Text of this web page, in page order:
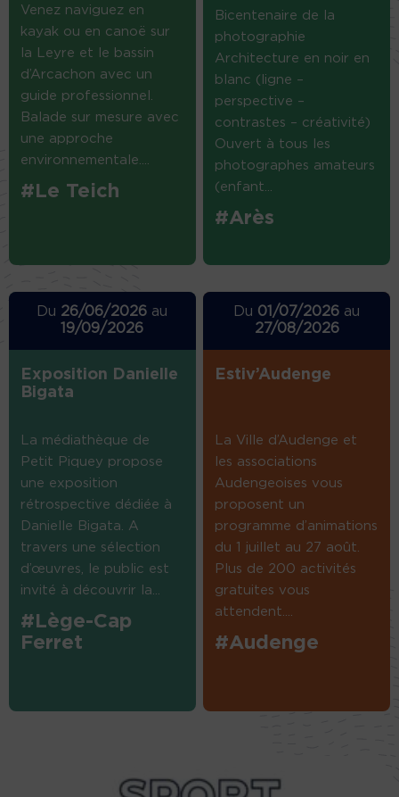
Venez naviguez en
kayak ou en canoë sur
la Leyre et le bassin
d’Arcachon avec un
guide professionnel.
Balade sur mesure avec
une approche
environnementale....
#Le Teich
Bicentenaire de la
photographie
Architecture en noir en
blanc (ligne –
perspective –
contrastes – créativité)
Ouvert à tous les
photographes amateurs
(enfant...
#Arès
Du 26/06/2026 au
19/09/2026
Exposition Danielle
Bigata
La médiathèque de
Petit Piquey propose
une exposition
rétrospective dédiée à
Danielle Bigata. A
travers une sélection
d’œuvres, le public est
invité à découvrir la...
#Lège-Cap
Ferret
Du 01/07/2026 au
27/08/2026
Estiv’Audenge
La Ville d’Audenge et
les associations
Audengeoises vous
proposent un
programme d’animations
du 1 juillet au 27 août.
Plus de 200 activités
gratuites vous
attendent....
#Audenge